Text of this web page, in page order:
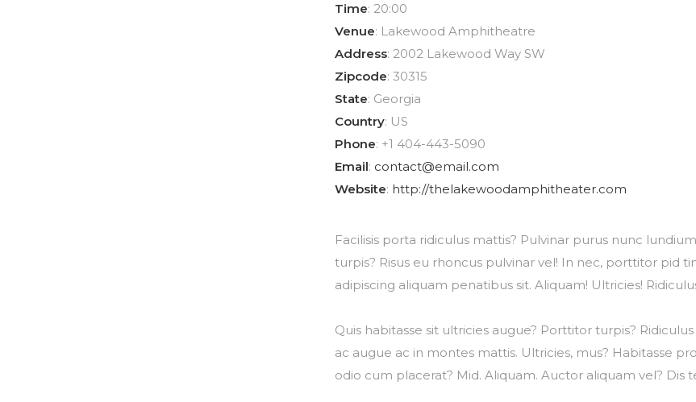
Suscríbete
DESCUBRE MÚSICA NUEVA, EVENTOS Y MÁS DE MIGUEL
No, gracias. No quiero suscribirme.
Time: 20:00
Venue: Lakewood Amphitheatre
Address: 2002 Lakewood Way SW
Zipcode: 30315
State: Georgia
Country: US
Phone: +1 404-443-5090
Email: contact@email.com
Website: http://thelakewoodamphitheater.com
Facilisis porta ridiculus mattis? Pulvinar purus nunc
turpis? Risus eu rhoncus pulvinar vel! In nec, porttitor pid
adipiscing aliquam penatibus sit. Aliquam! Ultricies!
Quis habitasse sit ultricies augue? Porttitor turpis?
ac augue ac in montes mattis. Ultricies, mus? Habitasse
odio cum placerat? Mid. Aliquam. Auctor aliquam vel? Dis